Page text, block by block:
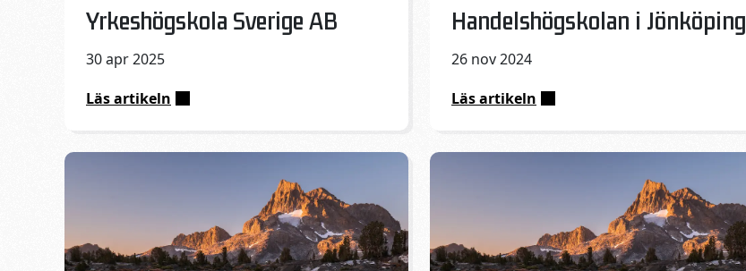
Yrkeshögskola Sverige AB
30 apr 2025
Läs artikeln
:
Yrkeshögskola
Handelshögskolan i Jönköping
26 nov 2024
Läs artikeln
:
Handelshögskolan